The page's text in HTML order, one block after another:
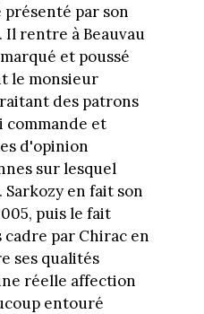
présenté par son
Il rentre à Beauvau
et poussé
le monsieur
des patrons
et
d'opinion
sur lesquel
en fait son
puis le fait
par Chirac en
ses qualités
réelle affection
entouré